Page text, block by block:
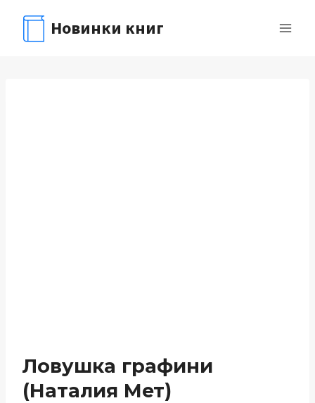
содержимому
Новинки книг
Ловушка графини
(Наталия Мет)